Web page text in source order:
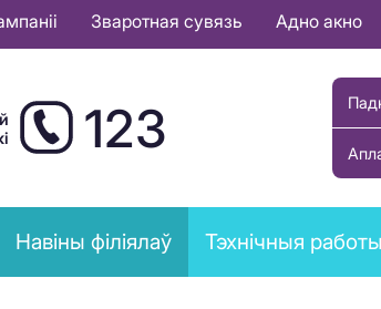
Зваротная сувязь Адно акно
123
Навіны філіялаў Тэхнічныя